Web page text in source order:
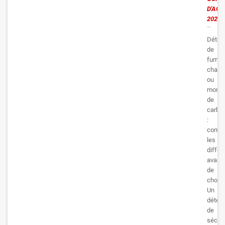
2026
de
ou
de
:
les
avant
de
Un
de